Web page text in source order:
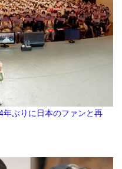
ぶりに日本のファンと再